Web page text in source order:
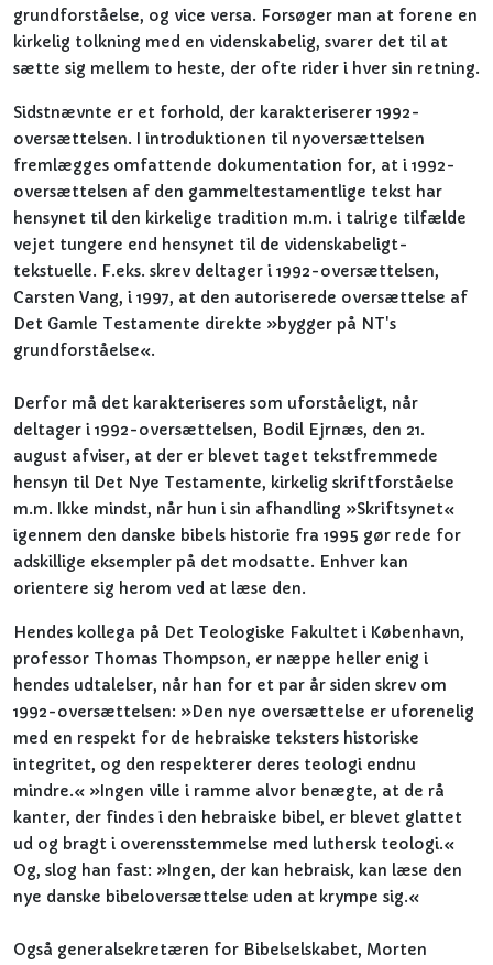
grundforståelse, og vice versa. Forsøger man at forene en
kirkelig tolkning med en videnskabelig, svarer det til at
sætte sig mellem to heste, der ofte rider i hver sin retning.
Sidstnævnte er et forhold, der karakteriserer 1992-
oversættelsen. I introduktionen til nyoversættelsen
fremlægges omfattende dokumentation for, at i 1992-
oversættelsen af den gammeltestamentlige tekst har
hensynet til den kirkelige tradition m.m. i talrige tilfælde
vejet tungere end hensynet til de videnskabeligt-
tekstuelle. F.eks. skrev deltager i 1992-oversættelsen,
Carsten Vang, i 1997, at den autoriserede oversættelse af
Det Gamle Testamente direkte »bygger på NT's
grundforståelse«.
Derfor må det karakteriseres som uforståeligt, når
deltager i 1992-oversættelsen, Bodil Ejrnæs, den 21.
august afviser, at der er blevet taget tekstfremmede
hensyn til Det Nye Testamente, kirkelig skriftforståelse
m.m. Ikke mindst, når hun i sin afhandling »Skriftsynet«
igennem den danske bibels historie fra 1995 gør rede for
adskillige eksempler på det modsatte. Enhver kan
orientere sig herom ved at læse den.
Hendes kollega på Det Teologiske Fakultet i København,
professor Thomas Thompson, er næppe heller enig i
hendes udtalelser, når han for et par år siden skrev om
1992-oversættelsen: »Den nye oversættelse er uforenelig
med en respekt for de hebraiske teksters historiske
integritet, og den respekterer deres teologi endnu
mindre.« »Ingen ville i ramme alvor benægte, at de rå
kanter, der findes i den hebraiske bibel, er blevet glattet
ud og bragt i overensstemmelse med luthersk teologi.«
Og, slog han fast: »Ingen, der kan hebraisk, kan læse den
nye danske bibeloversættelse uden at krympe sig.«
Også generalsekretæren for Bibelselskabet, Morten